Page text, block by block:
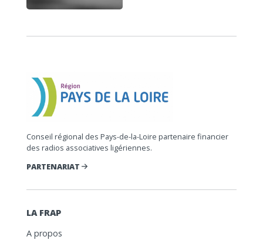
Conseil régional des Pays-de-la-Loire partenaire financier
des radios associatives ligériennes.
PARTENARIAT
LA FRAP
A propos